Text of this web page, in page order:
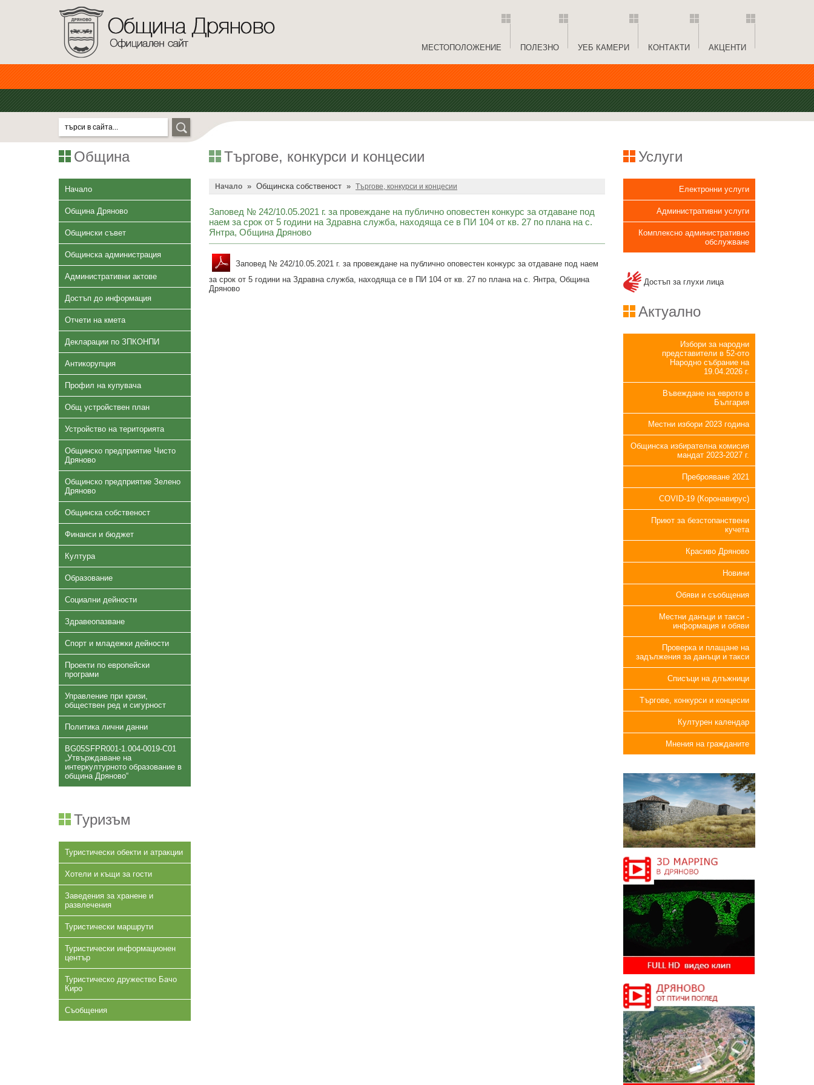
МЕСТОПОЛОЖЕНИЕ ПОЛЕЗНО УЕБ КАМЕРИ КОНТАКТИ АКЦЕНТИ
Община
Начало
Община Дряново
Общински съвет
Общинска администрация
Административни актове
Достъп до информация
Отчети на кмета
Декларации по ЗПКОНПИ
Антикорупция
Профил на купувача
Общ устройствен план
Устройство на територията
Общинско предприятие Чисто
Дряново
Общинско предприятие Зелено
Дряново
Общинска собственост
Финанси и бюджет
Култура
Образование
Социални дейности
Здравеопазване
Спорт и младежки дейности
Проекти по европейски
програми
Управление при кризи,
обществен ред и сигурност
Политика лични данни
BG05SFPR001-1.004-0019-C01
„Утвърждаване на
интеркултурното образование в
община Дряново“
Туризъм
Туристически обекти и атракции
Хотели и къщи за гости
Заведения за хранене и
развлечения
Туристически маршрути
Туристически информационен
център
Туристическо дружество Бачо
Киро
Съобщения
Търгове, конкурси и концесии
Начало » Общинска собственост » Търгове, конкурси и концесии
Заповед № 242/10.05.2021 г. за провеждане на публично оповестен конкурс за отдаване под
наем за срок от 5 години на Здравна служба, находяща се в ПИ 104 от кв. 27 по плана на с.
Янтра, Община Дряново
Заповед № 242/10.05.2021 г. за провеждане на публично оповестен конкурс за отдаване под наем
за срок от 5 години на Здравна служба, находяща се в ПИ 104 от кв. 27 по плана на с. Янтра, Община
Дряново
Услуги
Електронни услуги
Административни услуги
Комплексно административно
обслужване
Достъп за глухи лица
Актуално
Избори за народни
представители в 52-ото
Народно събрание на
19.04.2026 г.
Въвеждане на еврото в
България
Местни избори 2023 година
Общинска избирателна комисия
мандат 2023-2027 г.
Преброяване 2021
COVID-19 (Коронавирус)
Приют за безстопанствени
кучета
Красиво Дряново
Новини
Обяви и съобщения
Местни данъци и такси -
информация и обяви
Проверка и плащане на
задължения за данъци и такси
Списъци на длъжници
Търгове, конкурси и концесии
Културен календар
Мнения на гражданите